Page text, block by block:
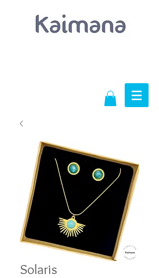
Solaris